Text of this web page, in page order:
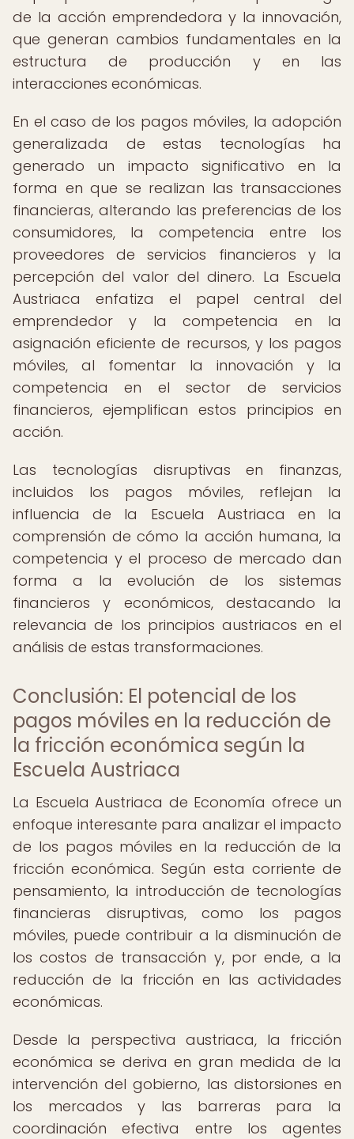
de la acción emprendedora y la innovación,
que generan cambios fundamentales en la
estructura de producción y en las
interacciones económicas.
En el caso de los pagos móviles, la adopción
generalizada de estas tecnologías ha
generado un impacto significativo en la
forma en que se realizan las transacciones
financieras, alterando las preferencias de los
consumidores, la competencia entre los
proveedores de servicios financieros y la
percepción del valor del dinero. La Escuela
Austriaca enfatiza el papel central del
emprendedor y la competencia en la
asignación eficiente de recursos, y los pagos
móviles, al fomentar la innovación y la
competencia en el sector de servicios
financieros, ejemplifican estos principios en
acción.
Las tecnologías disruptivas en finanzas,
incluidos los pagos móviles, reflejan la
influencia de la Escuela Austriaca en la
comprensión de cómo la acción humana, la
competencia y el proceso de mercado dan
forma a la evolución de los sistemas
financieros y económicos, destacando la
relevancia de los principios austriacos en el
análisis de estas transformaciones.
Conclusión: El potencial de los
pagos móviles en la reducción de
la fricción económica según la
Escuela Austriaca
La Escuela Austriaca de Economía ofrece un
enfoque interesante para analizar el impacto
de los pagos móviles en la reducción de la
fricción económica. Según esta corriente de
pensamiento, la introducción de tecnologías
financieras disruptivas, como los pagos
móviles, puede contribuir a la disminución de
los costos de transacción y, por ende, a la
reducción de la fricción en las actividades
económicas.
Desde la perspectiva austriaca, la fricción
económica se deriva en gran medida de la
intervención del gobierno, las distorsiones en
los mercados y las barreras para la
coordinación efectiva entre los agentes